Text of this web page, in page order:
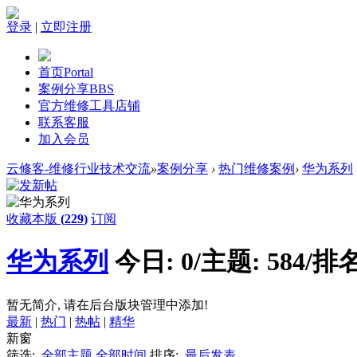
登录 | 立即注册
首页Portal
案例分享BBS
官方维修工具店铺
联系客服
加入会员
云修客-维修行业技术交流»案例分享 › 热门维修案例 › 华为系列
收藏本版 (229) 订阅
华为系列 今日: 0/主题: 584/排
暂无简介, 请在后台版块管理中添加!
最新 | 热门 | 热帖 | 精华
新窗